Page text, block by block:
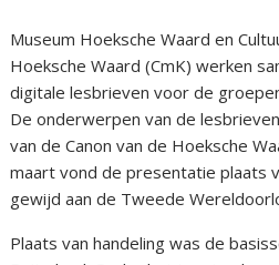
Museum Hoeksche Waard en
Hoeksche Waard (CmK) werken
digitale lesbrieven voor de
De onderwerpen van de
van de Canon van de Hoeksche
maart vond de presentatie plaats
gewijd aan de Tweede
Plaats van handeling was de